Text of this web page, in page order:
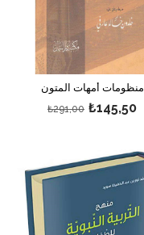
منظومات أمهات المتون
₺145,50
₺291,00